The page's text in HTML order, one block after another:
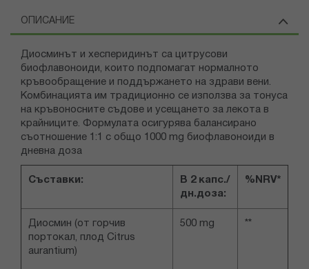
ОПИСАНИЕ
Диосминът и хесперидинът са цитрусови
биофлавоноиди, които подпомагат нормалното
кръвообращение и поддържането на здрави вени.
Комбинацията им традиционно се използва за тонуса
на кръвоносните съдове и усещането за лекота в
крайниците. Формулата осигурява балансирано
съотношение 1:1 с общо 1000 mg биофлавоноиди в
дневна доза
Съставки:
В 2 капс./
дн.доза:
%NRV*
Диосмин (от горчив
портокал, плод Citrus
aurantium)
500 mg **